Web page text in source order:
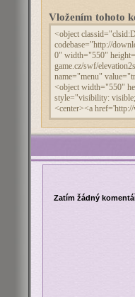
Vložením tohoto
Zatím žádný